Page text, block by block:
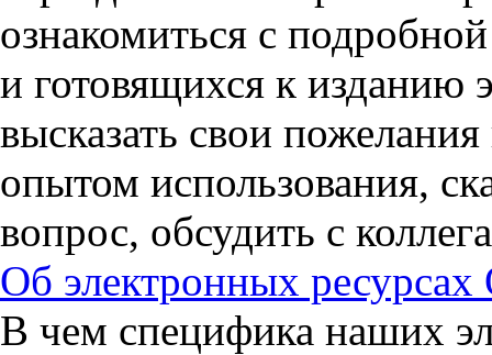
ознакомиться с
и готовящихся к изданию
высказать свои
опытом использования,
вопрос, обсудить с
Об электронных
В чем специфика наших